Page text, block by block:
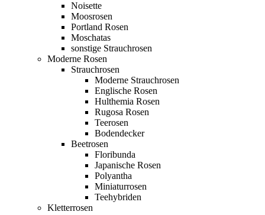
Noisette
Moosrosen
Portland Rosen
Moschatas
sonstige Strauchrosen
Moderne Rosen
Strauchrosen
Moderne Strauchrosen
Englische Rosen
Hulthemia Rosen
Rugosa Rosen
Teerosen
Bodendecker
Beetrosen
Floribunda
Japanische Rosen
Polyantha
Miniaturrosen
Teehybriden
Kletterrosen